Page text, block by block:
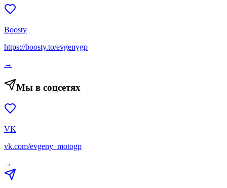
Boosty
https://boosty.to/evgenygp
→
Мы в соцсетях
VK
vk.com/evgeny_motogp
→